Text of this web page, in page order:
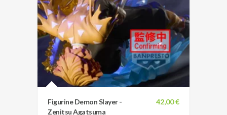
42,00 €
Figurine Demon Slayer -
Zenitsu Agatsuma